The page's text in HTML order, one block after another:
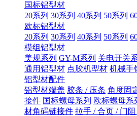
国标铝型材
20系列 30系列 40系列 50系列
欧标铝型材
20系列 30系列 40系列 50系列
模组铝型材
美规系列 GY-M系列 关电开关
通用铝型材 点胶机型材 机械手
铝型材配件
铝型材端盖 胶条 / 压条 角度固
接件 国标螺母系列 欧标螺母系
材角码链接件 拉手 / 合页 / 门阻